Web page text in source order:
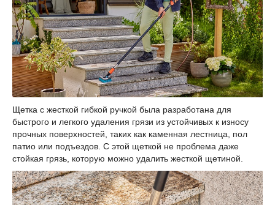
Щетка с жесткой гибкой ручкой была разработана для
быстрого и легкого удаления грязи из устойчивых к износу
прочных поверхностей, таких как каменная лестница, пол
патио или подъездов. С этой щеткой не проблема даже
стойкая грязь, которую можно удалить жесткой щетиной.